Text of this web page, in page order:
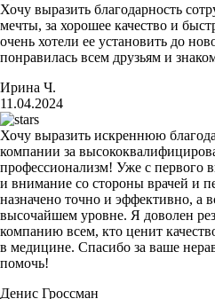
Хочу выразить благодарность
мечты, за хорошее качество и
очень хотели ее установить до
понравилась всем друзьям и
Ирина Ч.
11.04.2024
Хочу выразить искреннюю
компании за
профессионализм! Уже с первого
и внимание со стороны врачей и
назначено точно и эффективно, а
высочайшем уровне. Я доволен
компанию всем, кто ценит
в медицине. Спасибо за ваше
помочь!
Денис Гроссман